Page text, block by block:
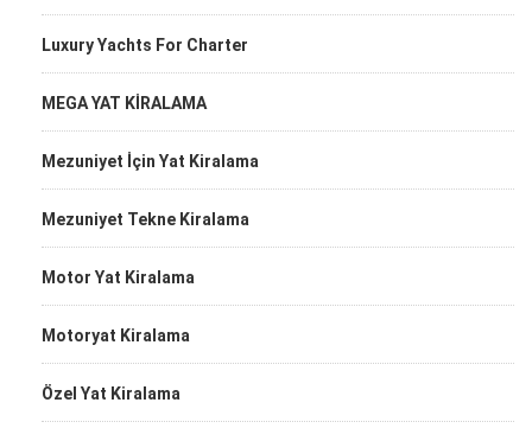
Luxury Yachts For Charter
MEGA YAT KİRALAMA
Mezuniyet İçin Yat Kiralama
Mezuniyet Tekne Kiralama
Motor Yat Kiralama
Motoryat Kiralama
Özel Yat Kiralama